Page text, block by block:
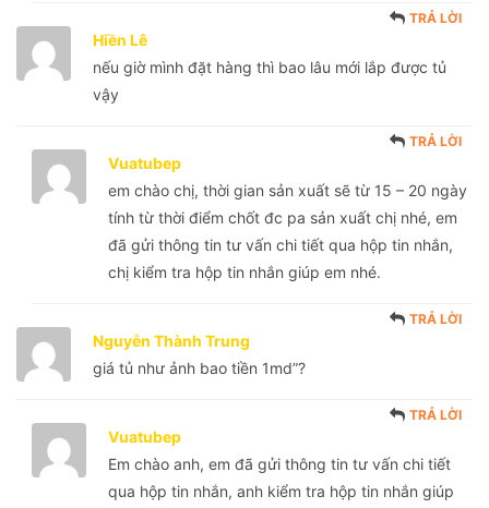
Hiền Lê
TRẢ LỜI
nếu giờ mình đặt hàng thì bao lâu mới lắp được tủ
vậy
Vuatubep
TRẢ LỜI
em chào chị, thời gian sản xuất sẽ từ 15 – 20 ngày
tính từ thời điểm chốt đc pa sản xuất chị nhé, em
đã gửi thông tin tư vấn chi tiết qua hộp tin nhắn,
chị kiểm tra hộp tin nhắn giúp em nhé.
Nguyễn Thành Trung
TRẢ LỜI
giá tủ như ảnh bao tiền 1md”?
Vuatubep
TRẢ LỜI
Em chào anh, em đã gửi thông tin tư vấn chi tiết
qua hộp tin nhắn, anh kiểm tra hộp tin nhắn giúp